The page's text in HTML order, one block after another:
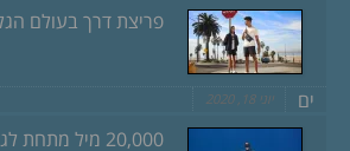
פריצת דרך בעולם
ים יוני 18, 2020
20,000 מיל מתחת לגל